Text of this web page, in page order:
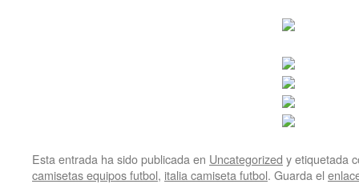
Esta entrada ha sido publicada en Uncategorized y etiquetada
camisetas equipos futbol, italia camiseta futbol. Guarda el